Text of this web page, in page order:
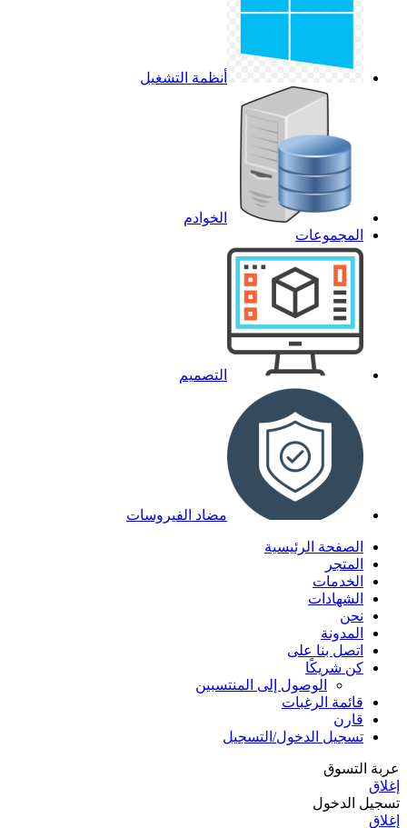
أنظمة التشغيل
الخوادم
المجموعات
التصميم
مضاد الفيروسات
الصفحة الرئيسية
المتجر
الخدمات
الشهادات
نحن
المدونة
اتصل بنا على
كن شريكًا
الوصول إلى المنتسبين
قائمة الرغبات
قارن
تسجيل الدخول/التسجيل
عربة التسوق
إغلاق
تسجيل الدخول
إغلاق